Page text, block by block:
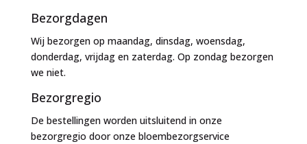
Bezorgdagen
Wij bezorgen op maandag, dinsdag, woensdag,
donderdag, vrijdag en zaterdag. Op zondag bezorgen
we niet.
Bezorgregio
De bestellingen worden uitsluitend in onze
bezorgregio door onze bloembezorgservice